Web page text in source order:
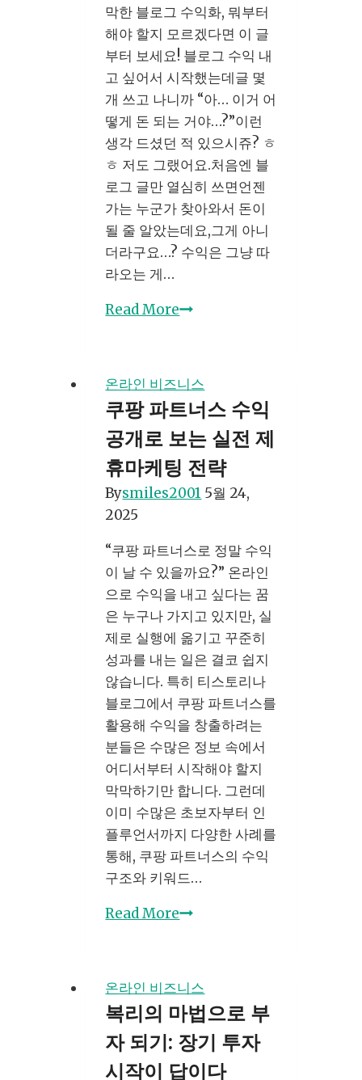
배
높
이
는
전
략
막한 블로그 수익화, 뭐부터
해야 할지 모르겠다면 이 글
부터 보세요! 블로그 수익 내
고 싶어서 시작했는데글 몇
개 쓰고 나니까 “아… 이거 어
떻게 돈 되는 거야…?”이런
생각 드셨던 적 있으시쥬? ㅎ
ㅎ 저도 그랬어요.처음엔 블
로그 글만 열심히 쓰면언젠
가는 누군가 찾아와서 돈이
될 줄 알았는데요,그게 아니
더라구요…? 수익은 그냥 따
라오는 게…
Read More블
수
익
화,
초
보
자
가
드
시
알
아
야
할
5
가
지
온라인 비즈니스
쿠팡 파트너스 수익
공개로 보는 실전 제
휴마케팅 전략
Bysmiles2001 5월 24,
2025
“쿠팡 파트너스로 정말 수익
이 날 수 있을까요?” 온라인
으로 수익을 내고 싶다는 꿈
은 누구나 가지고 있지만, 실
제로 실행에 옮기고 꾸준히
성과를 내는 일은 결코 쉽지
않습니다. 특히 티스토리나
블로그에서 쿠팡 파트너스를
활용해 수익을 창출하려는
분들은 수많은 정보 속에서
어디서부터 시작해야 할지
막막하기만 합니다. 그런데
이미 수많은 초보자부터 인
플루언서까지 다양한 사례를
통해, 쿠팡 파트너스의 수익
구조와 키워드…
Read More쿠
트
너
스
수
익
온라인 비즈니스
복리의 마법으로 부
자 되기: 장기 투자
시작이 답이다